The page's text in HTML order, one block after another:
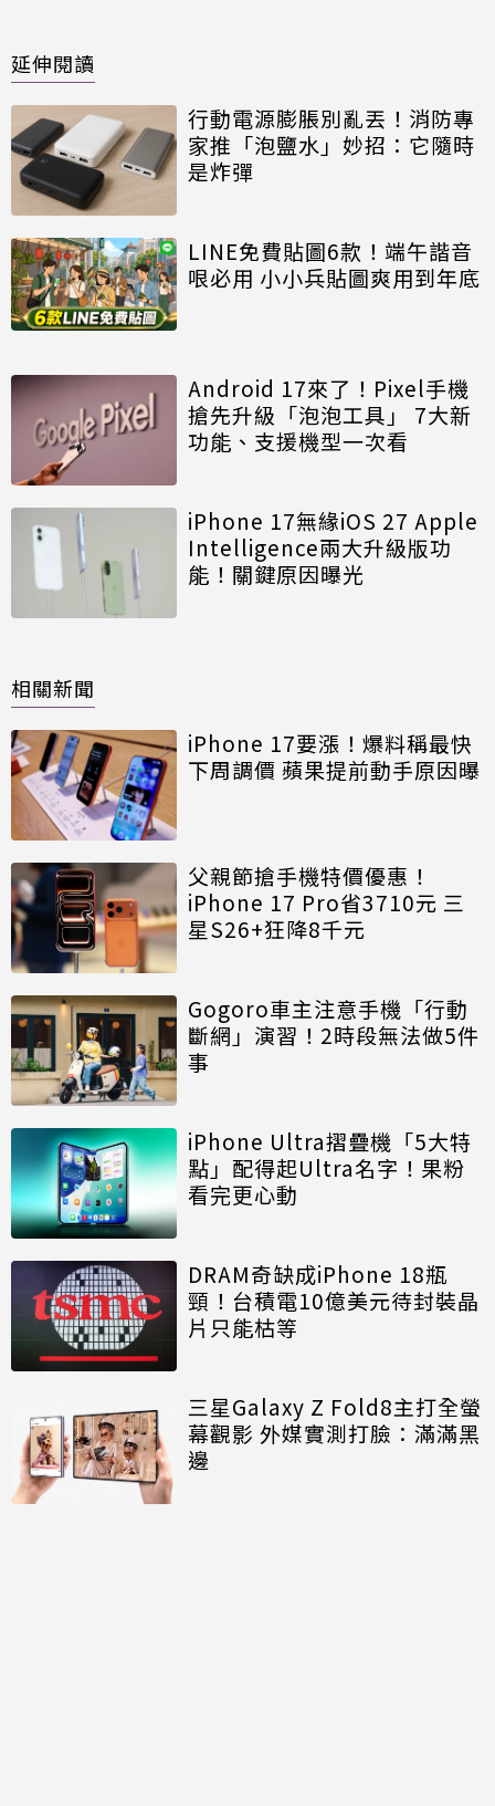
延伸閱讀
行動電源膨脹別亂丟！消防專
家推「泡鹽水」妙招：它隨時
是炸彈
LINE免費貼圖6款！端午諧音
哏必用 小小兵貼圖爽用到年底
Android 17來了！Pixel手機
搶先升級「泡泡工具」 7大新
功能、支援機型一次看
iPhone 17無緣iOS 27 Apple
Intelligence兩大升級版功
能！關鍵原因曝光
相關新聞
iPhone 17要漲！爆料稱最快
下周調價 蘋果提前動手原因曝
父親節搶手機特價優惠！
iPhone 17 Pro省3710元 三
星S26+狂降8千元
Gogoro車主注意手機「行動
斷網」演習！2時段無法做5件
事
iPhone Ultra摺疊機「5大特
點」配得起Ultra名字！果粉
看完更心動
DRAM奇缺成iPhone 18瓶
頸！台積電10億美元待封裝晶
片只能枯等
三星Galaxy Z Fold8主打全螢
幕觀影 外媒實測打臉：滿滿黑
邊